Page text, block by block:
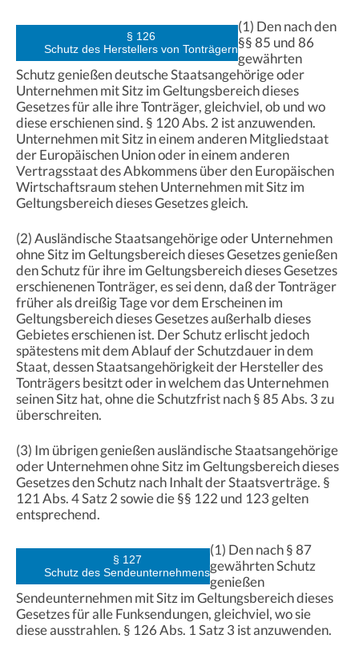
§ 126
Schutz des Herstellers von Tonträgern
(1) Den nach den
§§ 85 und 86
gewährten
Schutz genießen deutsche Staatsangehörige oder
Unternehmen mit Sitz im Geltungsbereich dieses
Gesetzes für alle ihre Tonträger, gleichviel, ob und wo
diese erschienen sind. § 120 Abs. 2 ist anzuwenden.
Unternehmen mit Sitz in einem anderen Mitgliedstaat
der Europäischen Union oder in einem anderen
Vertragsstaat des Abkommens über den Europäischen
Wirtschaftsraum stehen Unternehmen mit Sitz im
Geltungsbereich dieses Gesetzes gleich.
(2) Ausländische Staatsangehörige oder Unternehmen
ohne Sitz im Geltungsbereich dieses Gesetzes genießen
den Schutz für ihre im Geltungsbereich dieses Gesetzes
erschienenen Tonträger, es sei denn, daß der Tonträger
früher als dreißig Tage vor dem Erscheinen im
Geltungsbereich dieses Gesetzes außerhalb dieses
Gebietes erschienen ist. Der Schutz erlischt jedoch
spätestens mit dem Ablauf der Schutzdauer in dem
Staat, dessen Staatsangehörigkeit der Hersteller des
Tonträgers besitzt oder in welchem das Unternehmen
seinen Sitz hat, ohne die Schutzfrist nach § 85 Abs. 3 zu
überschreiten.
(3) Im übrigen genießen ausländische Staatsangehörige
oder Unternehmen ohne Sitz im Geltungsbereich dieses
Gesetzes den Schutz nach Inhalt der Staatsverträge. §
121 Abs. 4 Satz 2 sowie die §§ 122 und 123 gelten
entsprechend.
§ 127
Schutz des Sendeunternehmens
(1) Den nach § 87
gewährten Schutz
genießen
Sendeunternehmen mit Sitz im Geltungsbereich dieses
Gesetzes für alle Funksendungen, gleichviel, wo sie
diese ausstrahlen. § 126 Abs. 1 Satz 3 ist anzuwenden.